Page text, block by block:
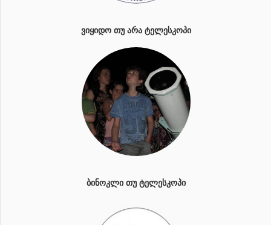
ᲕᲘᲧᲘᲓᲝ ᲗᲣ ᲐᲠᲐ ᲢᲔᲚᲔᲡᲙᲝᲞᲘ
ᲑᲘᲜᲝᲙᲚᲘ ᲗᲣ ᲢᲔᲚᲔᲡᲙᲝᲞᲘ